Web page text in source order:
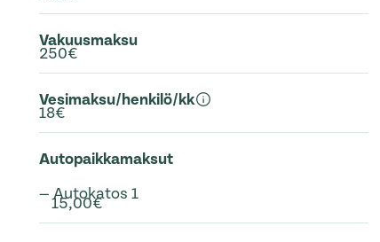
Vakuusmaksu
250€
Vesimaksu/henkilö/kk
18€
Autopaikkamaksut
— Autokatos 1
15,00€